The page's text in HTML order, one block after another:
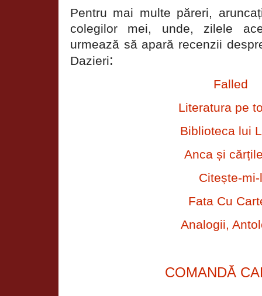
Pentru mai multe păreri,
colegilor mei, unde, zilele
urmează să apară recenzii
Dazieri:
Falled
Literatura pe
Biblioteca lui
Anca și
Citește-
Fata Cu
Analogii,
COMANDĂ